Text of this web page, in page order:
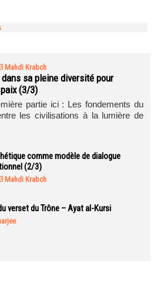
Mahdi Krabch
dans sa pleine diversité pour
(3/3)
partie ici : Les fondements du
les civilisations à la lumière de
comme modèle de dialogue
(2/3)
Mahdi Krabch
verset du Trône – Ayat al-Kursi